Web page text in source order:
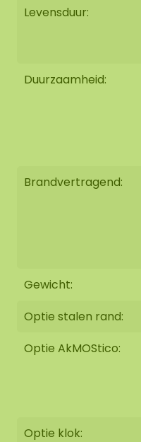
Levensduur:
Duurzaamheid:
Brandvertragend:
Gewicht:
Optie stalen rand:
Optie AkMOStico:
Optie klok: